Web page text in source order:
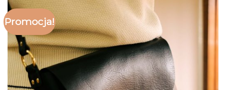
Promocja!